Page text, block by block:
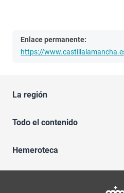
Enlace permanente:
https://
La región
Todo el contenido
Hemeroteca